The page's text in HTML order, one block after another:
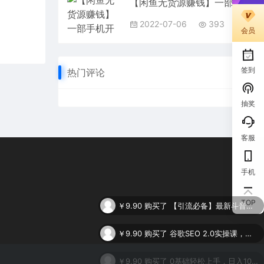
【闲鱼无货源赚钱】一部手机开启闲鱼副业，0成本用信息差日赚1000+
2022-07-06 393
热门评论
会员
签到
抽奖
客服
手机
TOP
【引流必备】最新斗音全功能全自动引流脚本，解放双手自动引流精准粉